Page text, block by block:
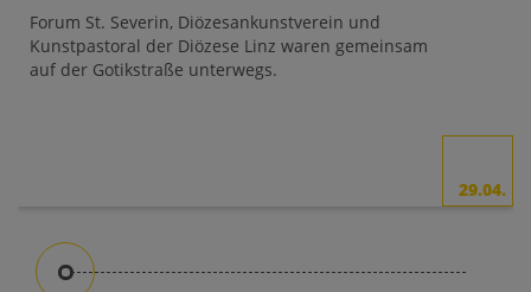
Forum St. Severin, Diözesankunstverein und
Kunstpastoral der Diözese Linz waren gemeinsam
auf der Gotikstraße unterwegs.
29.04.